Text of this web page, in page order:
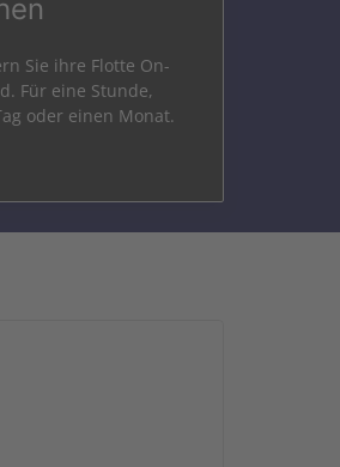
Sie ihre Flotte On-
Für eine Stunde,
oder einen Monat.